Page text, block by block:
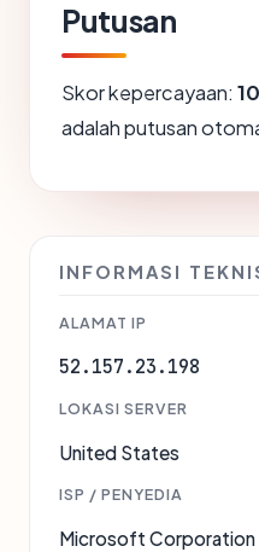
Putusan
Skor kepercayaan:
adalah putusan
INFORMASI
ALAMAT IP
52.157.23.198
LOKASI SERVER
United States
ISP / PENYEDIA
Microsoft Corporation